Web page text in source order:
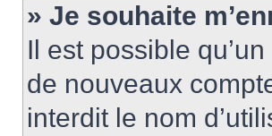
» Je souhaite
Il est possible
de nouveaux
interdit le nom